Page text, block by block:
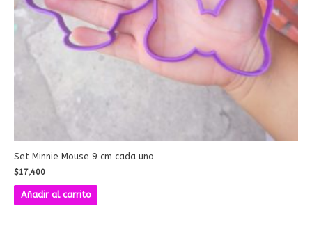
Set Minnie Mouse 9 cm cada uno
$17,400
Añadir al carrito